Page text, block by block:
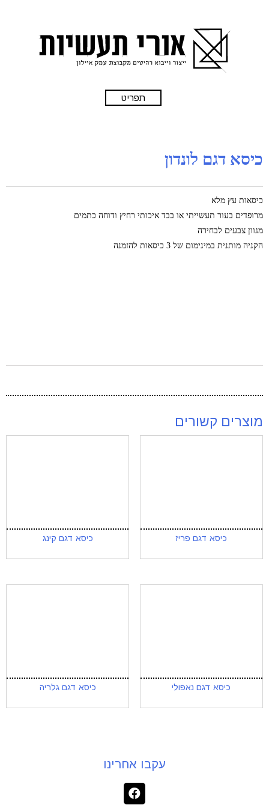
תפריט
כיסא דגם לונדון
כיסאות עץ מלא
מרופדים בעור תעשייתי או בבד איכותי רחיץ ודוחה כתמים
מגוון צבעים לבחירה
הקניה מותנית במינימום של 3 כיסאות להזמנה
מוצרים קשורים
כיסא דגם פריז כיסא דגם קינג
כיסא דגם נאפולי כיסא דגם גלריה
עקבו אחרינו